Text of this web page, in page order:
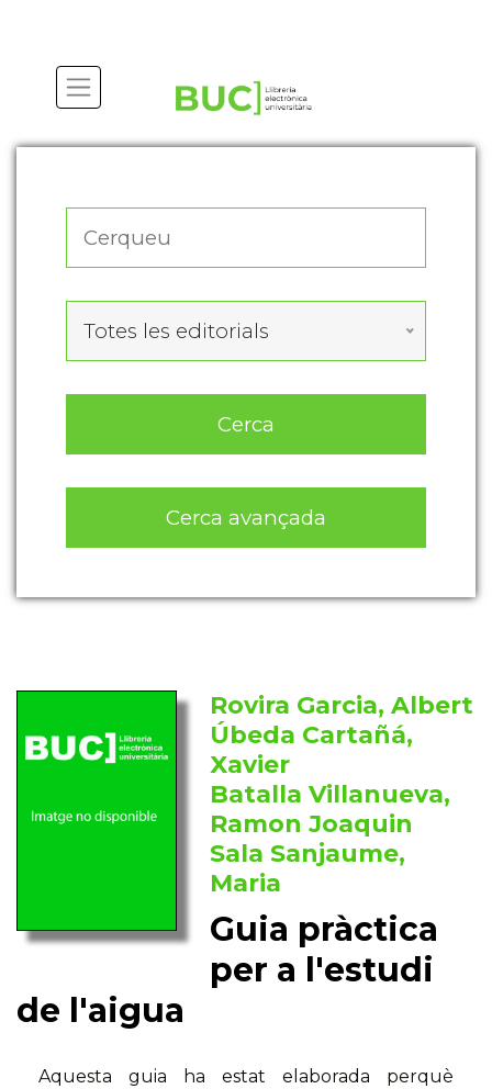
Totes les editorials
Cerca
Cerca avançada
Rovira Garcia, Albert
Úbeda Cartañá,
Xavier
Batalla Villanueva,
Ramon Joaquin
Sala Sanjaume,
Maria
Guia pràctica
per a l'estudi
de l'aigua
Aquesta guia ha estat elaborada perquè